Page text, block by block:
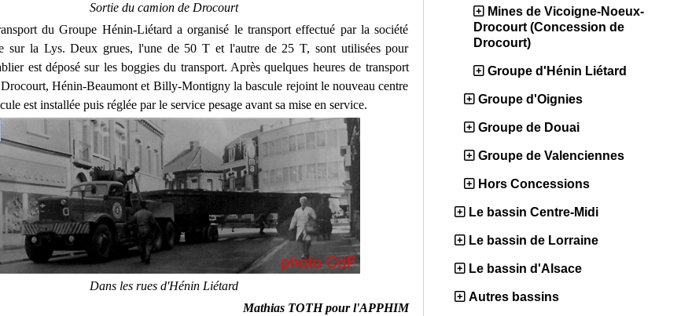
Sortie du camion de Drocourt
du Groupe Hénin-Liétard a organisé le transport effectué par la société
sur la Lys. Deux grues, l'une de 50 T et l'autre de 25 T, sont utilisées pour
est déposé sur les boggies du transport. Après quelques heures de transport
Drocourt, Hénin-Beaumont et Billy-Montigny la bascule rejoint le nouveau centre
est installée puis réglée par le service pesage avant sa mise en service.
Dans les rues d'Hénin Liétard
Mathias TOTH pour l'APPHIM
Mines de Vicoigne-Noeux-
Drocourt (Concession de
Drocourt)
Groupe d'Hénin Liétard
Groupe d'Oignies
Groupe de Douai
Groupe de Valenciennes
Hors Concessions
Le bassin Centre-Midi
Le bassin de Lorraine
Le bassin d'Alsace
Autres bassins